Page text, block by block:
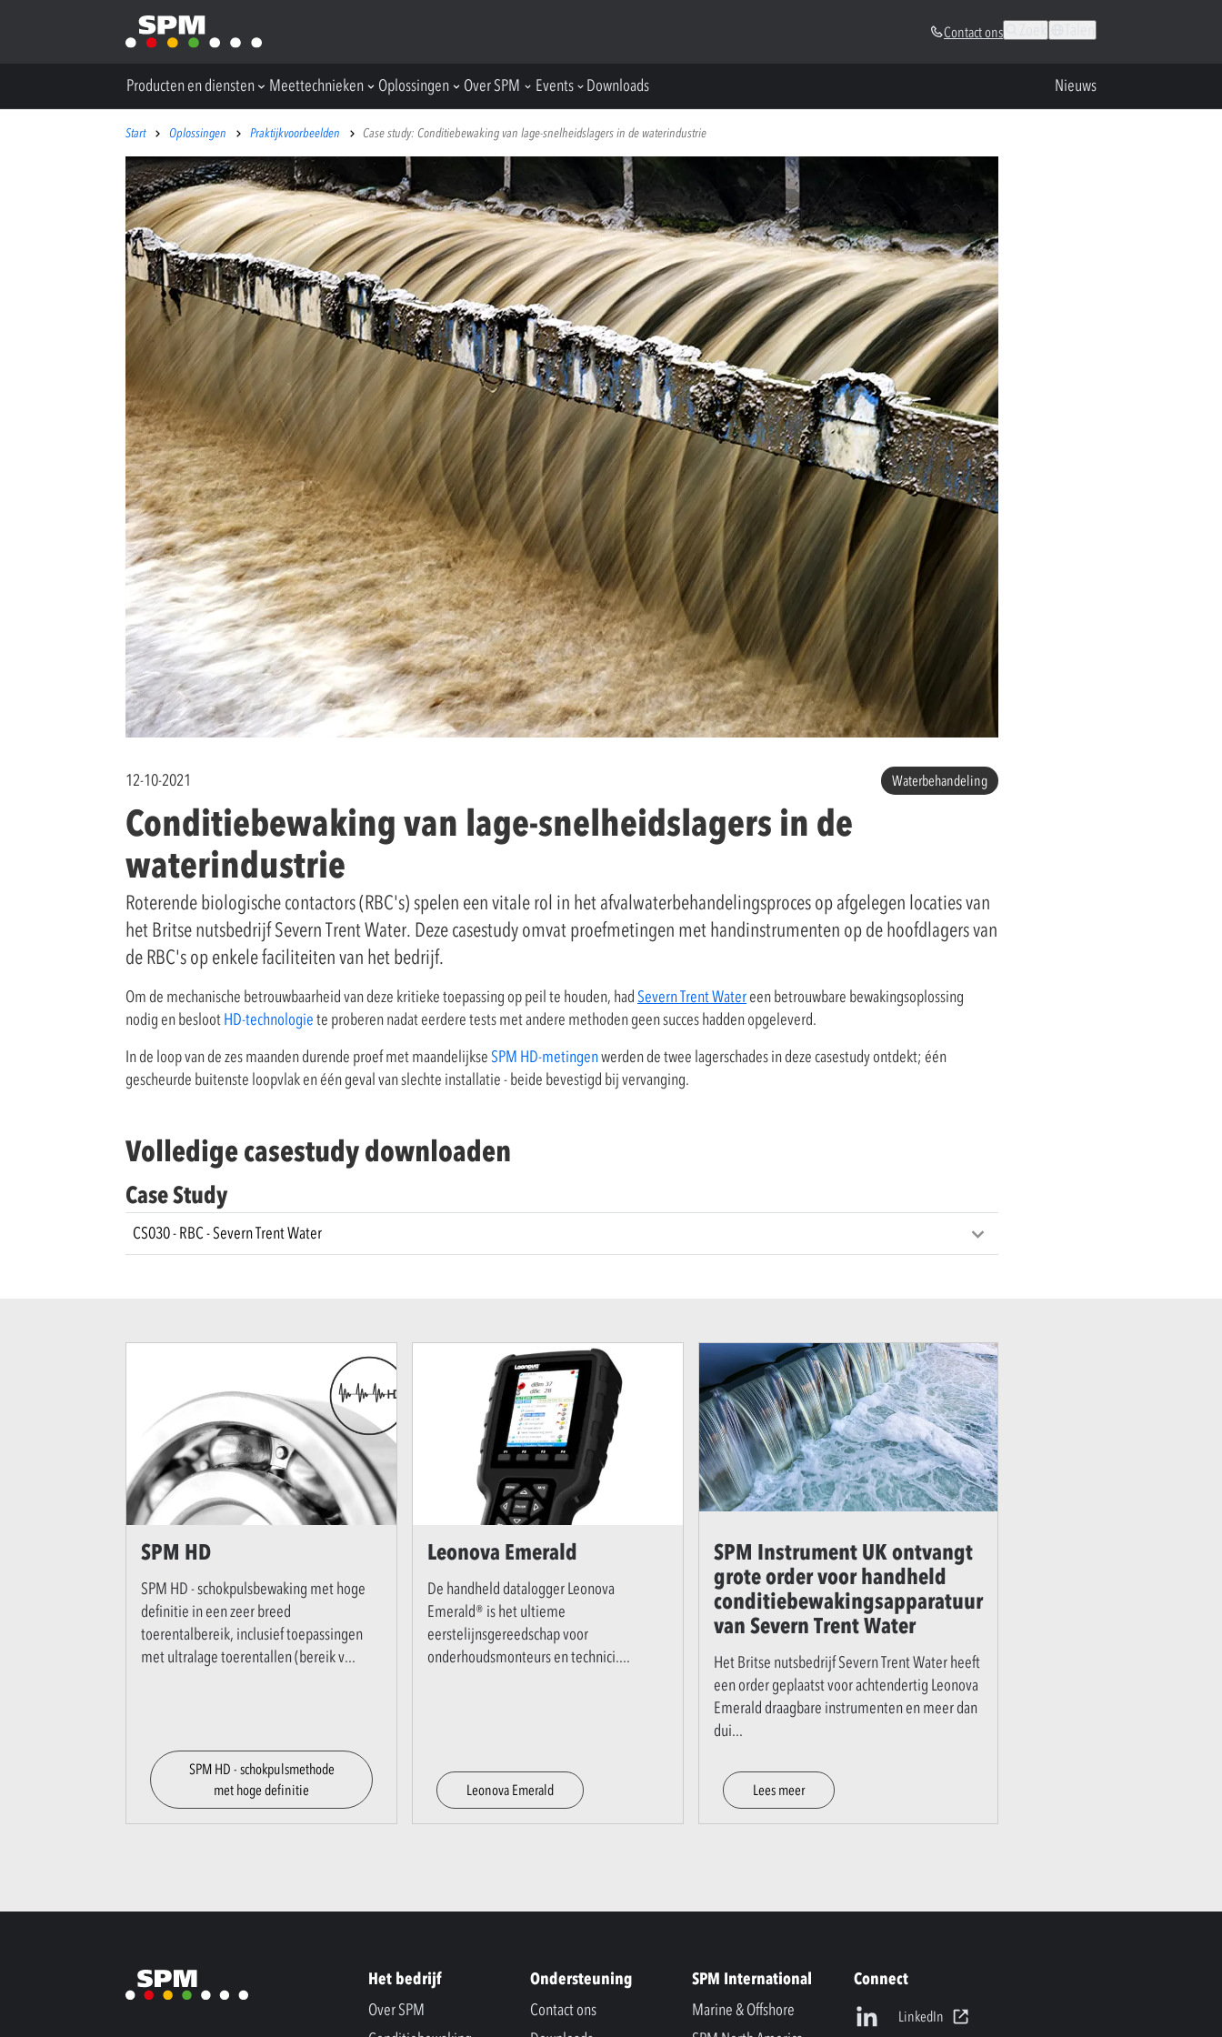
Contact ons
Producten en diensten Meettechnieken Oplossingen Over SPM Events Downloads Nieuws
Start Oplossingen Praktijkvoorbeelden Case study: Conditiebewaking van lage-snelheidslagers in de waterindustrie
12-10-2021 Waterbehandeling
Conditiebewaking van lage-snelheidslagers in de
waterindustrie
Roterende biologische contactors (RBC's) spelen een vitale rol in het afvalwaterbehandelingsproces op afgelegen locaties van
het Britse nutsbedrijf Severn Trent Water. Deze casestudy omvat proefmetingen met handinstrumenten op de hoofdlagers van
de RBC's op enkele faciliteiten van het bedrijf.
Om de mechanische betrouwbaarheid van deze kritieke toepassing op peil te houden, hadSevern Trent Watereen betrouwbare bewakingsoplossing
nodig en beslootHD-technologiete proberen nadat eerdere tests met andere methoden geen succes hadden opgeleverd.
In de loop van de zes maanden durende proef met maandelijkseSPM HD-metingenwerden de twee lagerschades in deze casestudy ontdekt; één
gescheurde buitenste loopvlak en één geval van slechte installatie - beide bevestigd bij vervanging.
Volledige casestudy downloaden
Case Study
CS030 - RBC - Severn Trent Water
SPM HD
SPM HD - schokpulsbewaking met hoge
definitie in een zeer breed
toerentalbereik, inclusief toepassingen
met ultralage toerentallen (bereik v...
SPM HD - schokpulsmethode
met hoge definitie
Leonova Emerald
De handheld datalogger Leonova
Emerald® is het ultieme
eerstelijnsgereedschap voor
onderhoudsmonteurs en technici....
Leonova Emerald
SPM Instrument UK ontvangt
grote order voor handheld
conditiebewakingsapparatuur
van Severn Trent Water
Het Britse nutsbedrijf Severn Trent Water heeft
een order geplaatst voor achtendertig Leonova
Emerald draagbare instrumenten en meer dan
dui...
Lees meer
Het bedrijf
Over SPM
Ondersteuning
Contact ons
SPM International
Marine & Offshore
Connect
LinkedIn